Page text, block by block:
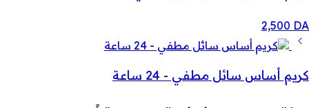
2,500 DA
كريم أساس سائل مطفي - 24 ساعة